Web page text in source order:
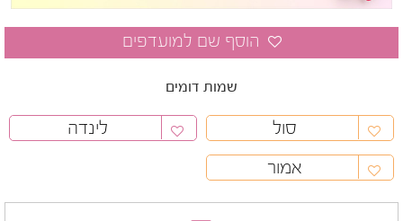
שמות דומים
סול
לינדה
אמור